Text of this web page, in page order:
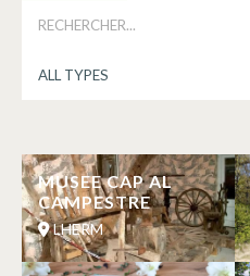
MUSEE CAP AL
CAMPESTRE
LHERM